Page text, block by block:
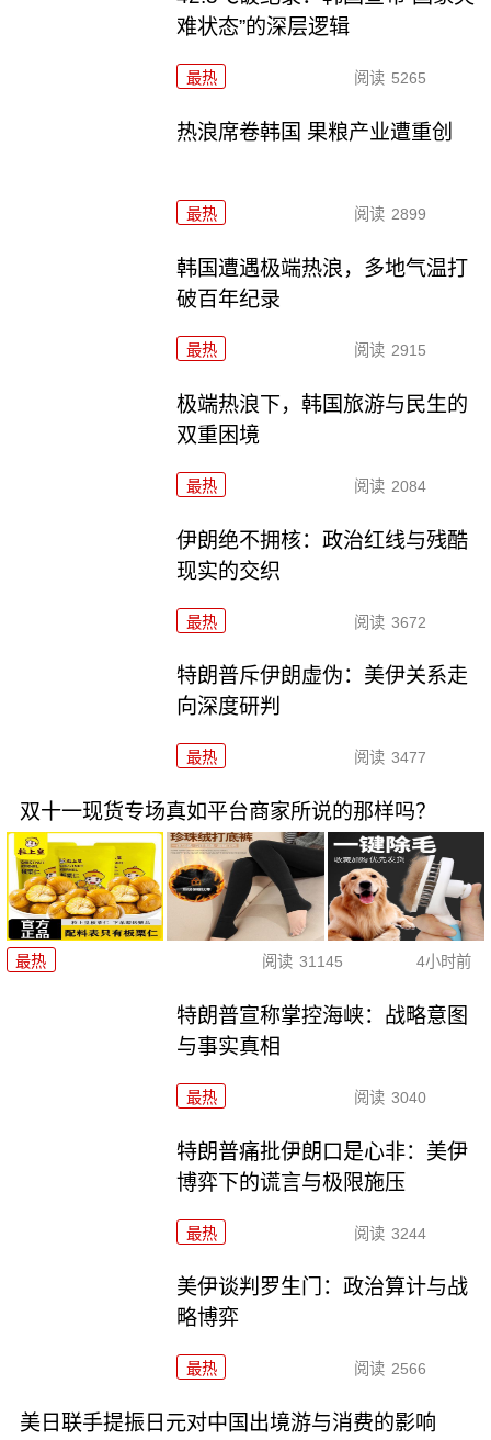
难状态”的深层逻辑
最热 阅读 5265
热浪席卷韩国 果粮产业遭重创
最热 阅读 2899
韩国遭遇极端热浪，多地气温打
破百年纪录
最热 阅读 2915
极端热浪下，韩国旅游与民生的
双重困境
最热 阅读 2084
伊朗绝不拥核：政治红线与残酷
现实的交织
最热 阅读 3672
特朗普斥伊朗虚伪：美伊关系走
向深度研判
最热 阅读 3477
双十一现货专场真如平台商家所说的那样吗？
最热 阅读 31145 4小时前
特朗普宣称掌控海峡：战略意图
与事实真相
最热 阅读 3040
特朗普痛批伊朗口是心非：美伊
博弈下的谎言与极限施压
最热 阅读 3244
美伊谈判罗生门：政治算计与战
略博弈
最热 阅读 2566
美日联手提振日元对中国出境游与消费的影响